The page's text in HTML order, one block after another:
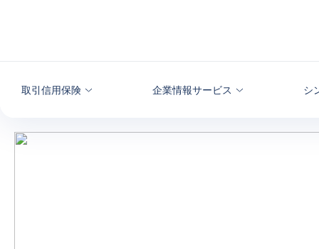
取引信用保険 企業情報サービス シ